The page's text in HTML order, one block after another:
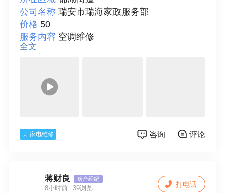
公司名称 瑞安市瑞海家政服务部
价格 50
服务内容 空调维修
详细描述
埋，加液，新旧空调出售，维修空气源热水
水，补漏，清理污水，化粪池，高压汽车疏通
修等各种服务。如果有需要咨询的随时欢迎O
K联系电话:15355908927
全文
家电维修 咨询 评论
蒋财良 房产经纪
8小时前 39浏览
打电话